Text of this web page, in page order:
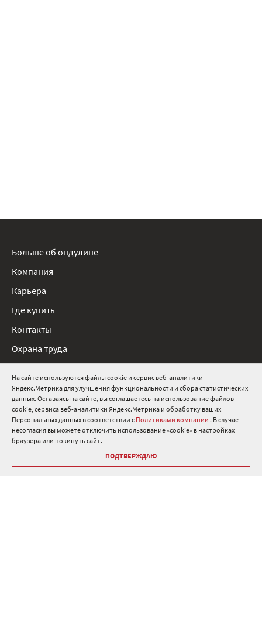
На сайте используются файлы cookie и сервис веб-аналитики
Яндекс.Метрика для улучшения функциональности и сбора статистических
данных. Оставаясь на сайте, вы соглашаетесь на использование файлов
cookie, сервиса веб-аналитики Яндекс.Метрика и обработку ваших
Персональных данных в соответствии с Политиками компании . В случае
несогласия вы можете отключить использование «cookie» в настройках
браузера или покинуть сайт.
ПОДТВЕРЖДАЮ
8 800 511 91 82
info@onduline.ru
Россия Беларусь Казахстан
Больше об ондулине
Компания
Карьера
Где купить
Контакты
Охрана труда